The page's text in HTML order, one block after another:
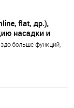
flat, др.),
насадки и
больше функций,